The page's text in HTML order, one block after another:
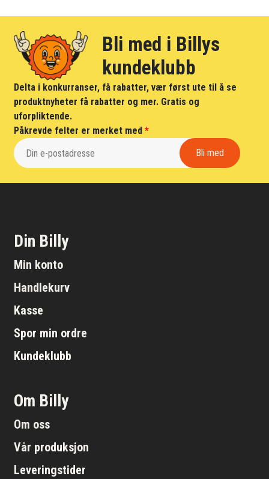
Bli med i Billys
kundeklubb
Delta i konkurranser, få rabatter, vær først ute til å se
produktnyheter få rabatter og mer. Gratis og
uforpliktende.
Påkrevde felter er merket med*
Din Billy
Min konto
Handlekurv
Kasse
Spor min ordre
Kundeklubb
Om Billy
Om oss
Vår produksjon
Leveringstider